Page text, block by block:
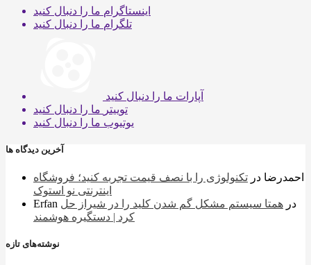
اینستاگرام ما را دنبال کنید
تلگرام ما را دنبال کنید
آپارات ما را دنبال کنید
توییتر ما را دنبال کنید
یوتیوب ما را دنبال کنید
آخرین دیدگاه ها
احمدرضا در تکنولوژی را با نصف قیمت تجربه کنید؛ فروشگاه
اینترنتی نو استوک
Erfan
در همتا سیستم مشکل گم شدن کلید را در شیراز حل
کرد | دستگیره هوشمند
نوشته‌های تازه